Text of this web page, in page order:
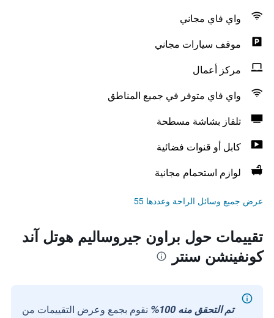
واي فاي مجاني
موقف سيارات مجاني
مركز أعمال
واي فاي متوفر في جميع المناطق
تلفاز بشاشة مسطحة
كابل أو قنوات فضائية
لوازم استحمام مجانية
عرض جميع وسائل الراحة وعددها 55
تقييمات حول براون جيروساليم هوتل آند
كونفينشن سنتر
تم التحقق منه 100%
نقوم بجمع وعرض التقييمات من